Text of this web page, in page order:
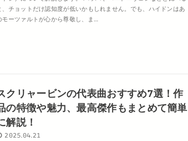
、チョットだけ認知度が低いかもしれません。でも、ハイドンはあ
モーツァルトが心から尊敬し、ま...
クリャービンの代表曲おすすめ7選！作
の特徴や魅力、最高傑作もまとめて簡単
解説！
2025.04.21